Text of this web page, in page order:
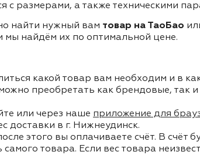
с размерами, а также техническими
найти нужный вам товар на ТаоБао
найдём их по оптимальной цене.
какой товар вам необходим и в
преобретать как брендовые, так
или через наше приложение для
доставки в г. Нижнеудинск.
этого вы оплачиваете счёт. В счёт
товара. Если вес товара